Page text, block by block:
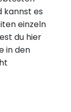
kannst es
einzeln
du hier
in den